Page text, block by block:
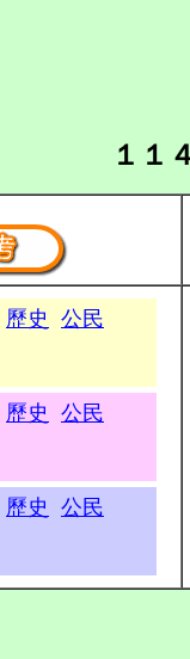
１１
歷史
公民
歷史
公民
歷史
公民